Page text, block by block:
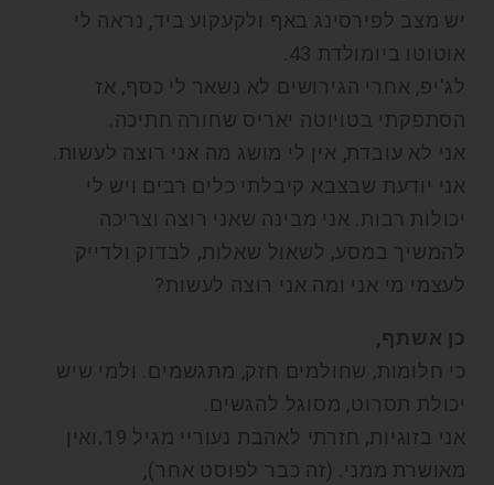
יש מצב לפירסינג באף ולקעקוע ביד, נראה לי
אוטוטו ביומולדת 43.
לג'יפ, אחרי הגירושים לא נשאר לי כסף, אז
הסתפקתי בטויוטה יאריס שחורה חתיכה.
אני לא עובדת, אין לי מושג מה אני רוצה לעשות.
אני יודעת שבצבא קיבלתי כלים רבים ויש לי
יכולות רבות. אני מבינה שאני רוצה וצריכה
להמשיך במסע, לשאול שאלות, לבדוק ולדייק
לעצמי מי אני ומה אני רוצה לעשות?
כן אשתף,
כי חלומות, שחולמים חזק, מתגשמים. ולמי שיש
יכולת תסרוט, מסוגל להגשים.
אני בזוגיות, חזרתי לאהבת נעוריי מגיל 19.ואין
מאושרת ממני. (זה כבר לפוסט אחר),